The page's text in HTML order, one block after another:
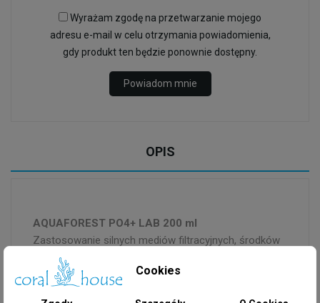
Wyrażam zgodę na przetwarzanie mojego
adresu e-mail w celu otrzymania powiadomienia,
gdy produkt ten będzie ponownie dostępny.
Powiadom mnie
OPIS
AQUAFOREST PO4+ LAB 200 ml
Zastosowanie silnych mediów filtracyjnych, środków
obniżających nutrienty i odpieniaczy może
powodować nagłe obniżenie poziomu fosforanów w
Cookies